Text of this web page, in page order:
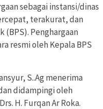
sebagai instansi/dinas
terakurat, dan
(BPS). Penghargaan
resmi oleh Kepala BPS
S..Ag menerima
didampingi oleh
H. Furqan Ar Roka.